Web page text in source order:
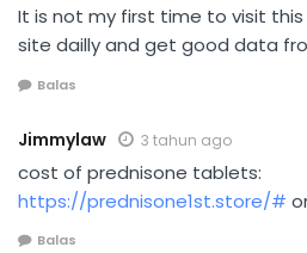
It is not my first time to visit this
site dailly and get good data
Balas
Jimmylaw 3 tahun ago
cost of prednisone tablets:
https://prednisone1st.store/#
Balas